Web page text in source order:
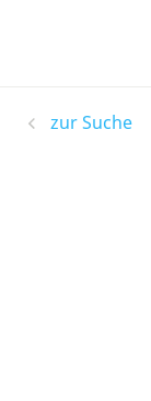
zur Suche